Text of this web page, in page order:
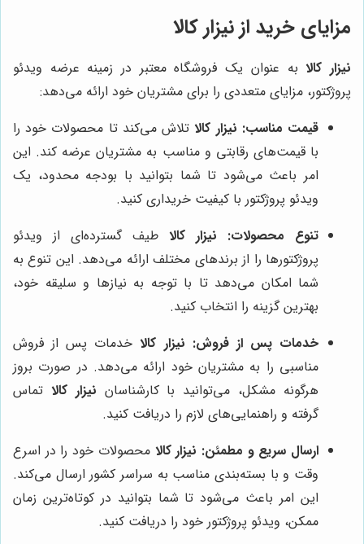
مزایای خرید ازنیزار کالا
نیزار کالابه عنوان یک فروشگاه معتبر در زمینه عرضه ویدئو
پروژکتور، مزایای متعددی را برای مشتریان خود ارائه می‌دهد:
قیمت مناسب: نیزار کالاتلاش می‌کند تا محصولات خود را
با قیمت‌های رقابتی و مناسب به مشتریان عرضه کند. این
امر باعث می‌شود تا شما بتوانید با بودجه محدود، یک
ویدئو پروژکتور با کیفیت خریداری کنید.
تنوع محصولات: نیزار کالا طیف گسترده‌ای از ویدئو
پروژکتورها را از برندهای مختلف ارائه می‌دهد. این تنوع به
شما امکان می‌دهد تا با توجه به نیازها و سلیقه خود،
بهترین گزینه را انتخاب کنید.
خدمات پس از فروش: نیزار کالاخدمات پس از فروش
مناسبی را به مشتریان خود ارائه می‌دهد. در صورت بروز
هرگونه مشکل، می‌توانید با کارشناسان نیزار کالا تماس
گرفته و راهنمایی‌های لازم را دریافت کنید.
ارسال سریع و مطمئن: نیزار کالا محصولات خود را در اسرع
وقت و با بسته‌بندی مناسب به سراسر کشور ارسال می‌کند.
این امر باعث می‌شود تا شما بتوانید در کوتاه‌ترین زمان
ممکن، ویدئو پروژکتور خود را دریافت کنید.